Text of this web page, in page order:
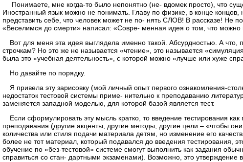
Понимаете, мне когда-то было непонятно (не- вдомек просто), что
Иностранный язык можно не понимать. Главу по физике, в конце
представить себе, что человек может не по- нять СЛОВ! В рассказе! Не
«Веселимся до смерти» написал: «Совре- менная идея о том, что можно
Вот для меня эта идея выглядела именно такой. Абсурдностью. А
строчкам? Но это же не называется «чтение», это называется
была это «учебная деятельность», с которой можно «лучше или хуже
Но давайте по порядку.
Я привела эту зарисовку (мой личный опыт первого ознакомления-
недостаток тестовой системы приме- нительно к преподаванию
заменяется западной моделью, для которой базой является тест.
Если сформулировать эту мысль кратко, то введение тестирования
преподавания (другие акценты, другие методы, другие цели – «чтобы
количества или стиля подачи материала детям, но изменение его
более не тот материал, который подавался до введения тестирования,
обучение по «без-тестовой» системе смогут выполнить как задания
справиться со стан- дартными экзаменами). Возможно, это